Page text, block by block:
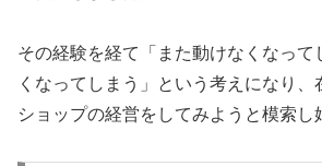
その経験を経て「また動けなくなって
くなってしまう」という考えになり、
ショップの経営をしてみようと模索し